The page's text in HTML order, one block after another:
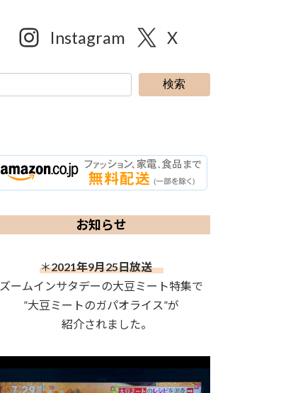
Instagram X
検索
お知らせ
＊2021年9月25日放送
ズームインサタデーの大豆ミート特集で
”大豆ミートのガパオライス”が
紹介されました。